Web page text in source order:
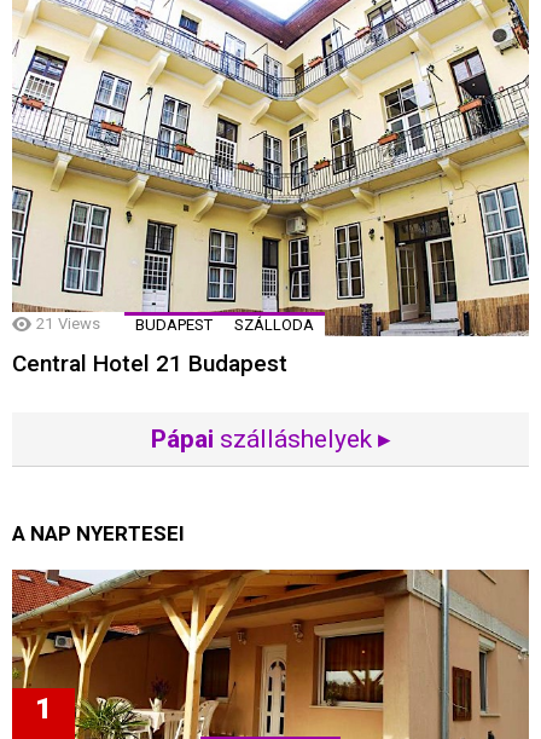
21 Views BUDAPEST SZÁLLODA
Central Hotel 21 Budapest
Pápai szálláshelyek ▸
A NAP NYERTESEI